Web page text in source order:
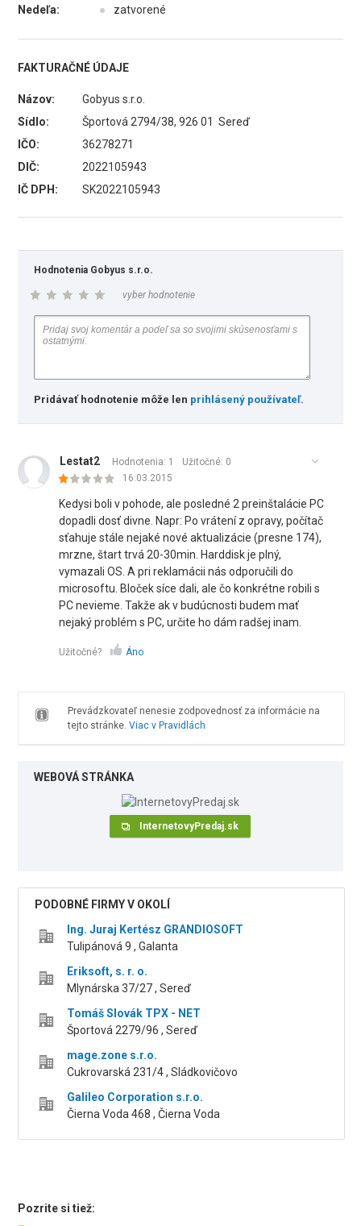
Nedeľa:
● zatvorené
FAKTURAČNÉ ÚDAJE
Názov:
Gobyus s.r.o.
Sídlo:
Športová 2794/38, 926 01 Sereď
IČO:
36278271
DIČ:
2022105943
IČ DPH:
SK2022105943
Hodnotenia Gobyus s.r.o.
vyber hodnotenie
Pridávať hodnotenie môže len prihlásený používateľ.
Lestat2 Hodnotenia: 1 Užitočné: 0
16.03.2015
Kedysi boli v pohode, ale posledné 2 preinštalácie PC
dopadli dosť divne. Napr: Po vrátení z opravy, počítač
sťahuje stále nejaké nové aktualizácie (presne 174),
mrzne, štart trvá 20-30min. Harddisk je plný,
vymazali OS. A pri reklamácii nás odporučili do
microsoftu. Bloček síce dali, ale čo konkrétne robili s
PC nevieme. Takže ak v budúcnosti budem mať
nejaký problém s PC, určite ho dám radšej inam.
Užitočné? Áno
Prevádzkovateľ nenesie zodpovednosť za informácie na
tejto stránke. Viac v Pravidlách
WEBOVÁ STRÁNKA
InternetovyPredaj.sk
PODOBNÉ FIRMY V OKOLÍ
Ing. Juraj Kertész GRANDIOSOFT
Tulipánová 9 , Galanta
Eriksoft, s. r. o.
Mlynárska 37/27 , Sereď
Tomáš Slovák TPX - NET
Športová 2279/96 , Sereď
mage.zone s.r.o.
Cukrovarská 231/4 , Sládkovičovo
Galileo Corporation s.r.o.
Čierna Voda 468 , Čierna Voda
Pozrite si tiež: